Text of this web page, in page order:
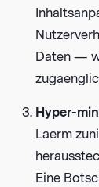
Daten —
Hyper-
Laerm
Eine